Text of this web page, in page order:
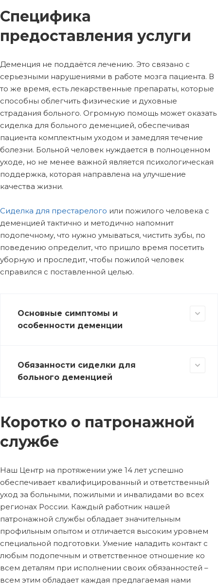
Специфика
предоставления услуги
Деменция не поддаётся лечению. Это связано с
серьезными нарушениями в работе мозга пациента. В
то же время, есть лекарственные препараты, которые
способны облегчить физические и духовные
страдания больного. Огромную помощь может оказать
сиделка для больного деменцией, обеспечивая
пациента комплектным уходом и замедляя течение
болезни. Больной человек нуждается в полноценном
уходе, но не менее важной является психологическая
поддержка, которая направлена на улучшение
качества жизни.
Сиделка для престарелого или пожилого человека с
деменцией тактично и методично напомнит
подопечному, что нужно умываться, чистить зубы, по
поведению определит, что пришло время посетить
уборную и проследит, чтобы пожилой человек
справился с поставленной целью.
Основные симптомы и
особенности деменции
Обязанности сиделки для
больного деменцией
Коротко о патронажной
службе
Наш Центр на протяжении уже 14 лет успешно
обеспечивает квалифицированный и ответственный
уход за больными, пожилыми и инвалидами во всех
регионах России. Каждый работник нашей
патронажной службы обладает значительным
профильным опытом и отличается высоким уровнем
специальной подготовки. Умение наладить контакт с
любым подопечным и ответственное отношение ко
всем деталям при исполнении своих обязанностей –
всем этим обладает каждая предлагаемая нами